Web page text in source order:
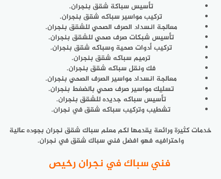
تأسيس سباكة شقق بنجران.
تركيب مواسير سباكه شقق بنجران.
معالجة انسداد الصرف الصحي للشقق بنجران.
تأسيس شبكات صرف صحي للشقق بنجران.
تركيب أدوات صحية وسباكه شقق بنجران.
ترميم سباكه شقق بنجران.
فك ونقل سباكه شقق بنجران.
معالجة انسداد مواسير الصرف الصحي بنجران.
تسليك مواسير صرف صحي بالضغط بنجران.
تأسيس سباكه جديده للشقق بنجران.
تشطيب وتركيب سباكه شقق في نجران.
خدمات كثيرة ورائعة يقدمها لكم معلم سباك شقق نجران بجوده عالية
واحترافيه فهو افضل فني سباك شقق في نجران.
فني سباك في نجران رخيص